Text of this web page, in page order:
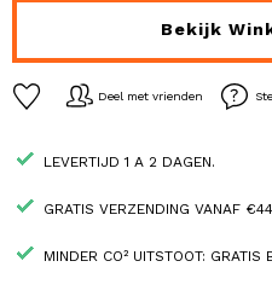
Bekijk
Deel met vrienden
LEVERTIJD 1 A 2 DAGEN.
GRATIS VERZENDING VANAF
MINDER CO² UITSTOOT: GRATIS